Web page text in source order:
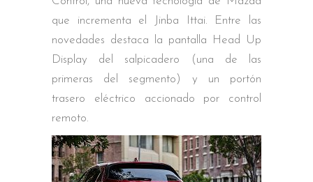
que incrementa el Jinba Ittai. Entre las
novedades destaca la pantalla Head Up
Display del salpicadero (una de las
primeras del segmento) y un portón
trasero eléctrico accionado por control
remoto.